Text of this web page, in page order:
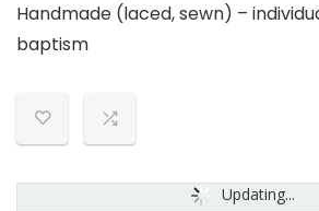
Handmade (laced, sewn) –
baptism
Updating...